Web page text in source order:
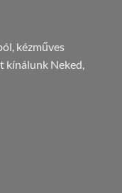
kézműves
kínálunk Neked,